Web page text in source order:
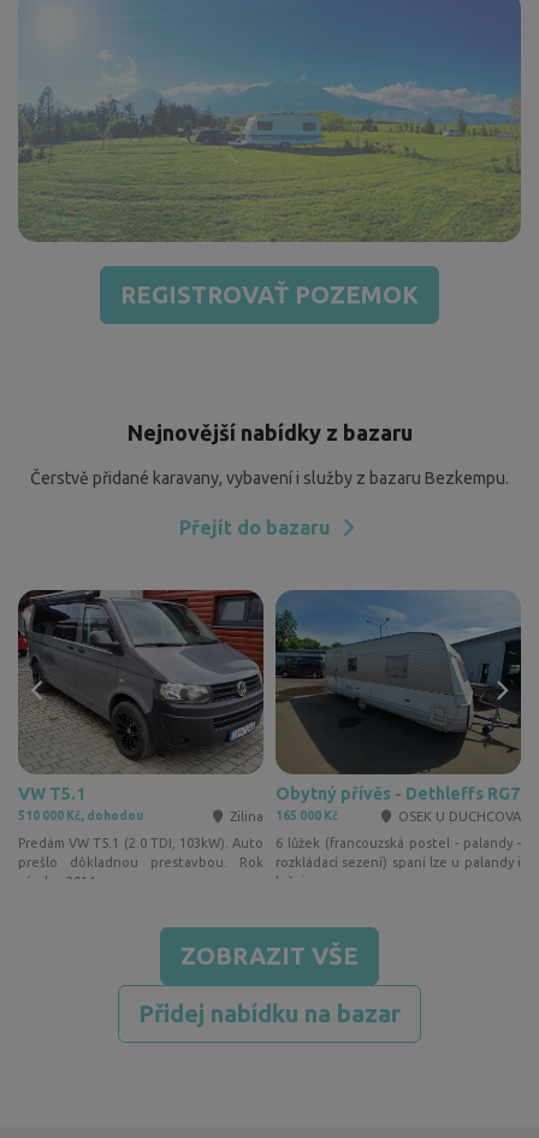
REGISTROVAŤ POZEMOK
Nejnovější nabídky z bazaru
Čerstvě přidané karavany, vybavení i služby z bazaru Bezkempu.
Přejít do bazaru
VW T5.1
510 000 Kč, dohodou
Zilina
Predám VW T5.1 (2.0 TDI, 103kW). Auto
prešlo dôkladnou prestavbou. Rok
výroby: 2014 …
Obytný přívěs - Dethleffs RG7
165 000 Kč
OSEK U DUCHCOVA
6 lůžek (francouzská postel - palandy -
rozkládací sezení) spaní lze u palandy i
ložnice…
ZOBRAZIT VŠE
Přidej nabídku na bazar